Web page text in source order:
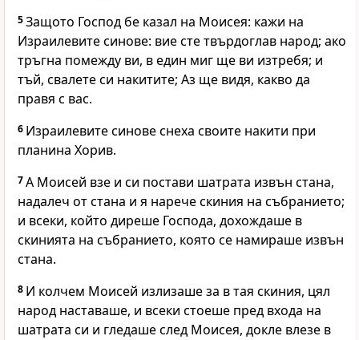
5Защото Господ бе казал на Моисея: кажи на
Израилевите синове: вие сте твърдоглав народ; ако
тръгна помежду ви, в един миг ще ви изтребя; и
тъй, свалете си накитите; Аз ще видя, какво да
правя с вас.
6 Израилевите синове снеха своите накити при
планина Хорив.
7А Моисей взе и си постави шатрата извън стана,
надалеч от стана и я нарече скиния на събранието;
и всеки, който диреше Господа, дохождаше в
скинията на събранието, която се намираше извън
стана.
8 И колчем Моисей излизаше за в тая скиния, цял
народ наставаше, и всеки стоеше пред входа на
шатрата си и гледаше след Моисея, докле влезе в